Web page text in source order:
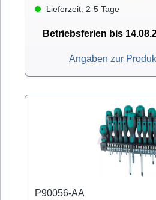
60900:2004)
Lieferzeit: 2-5 Tage
Betriebsferien bis
Angaben zur
P90056-AA